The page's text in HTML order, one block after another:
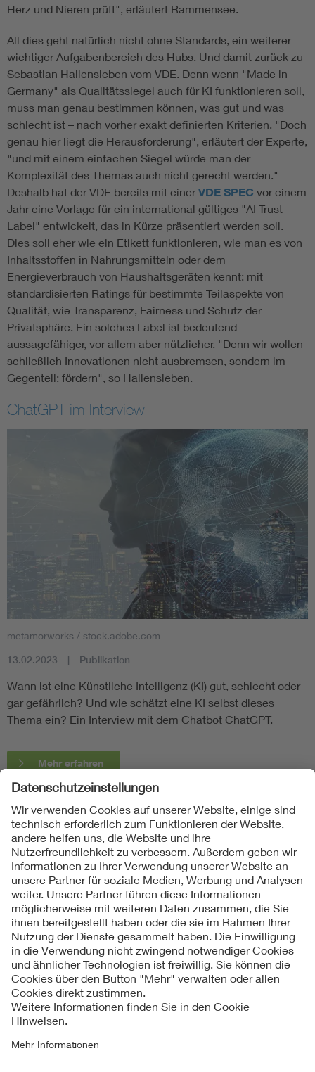
Herz und Nieren prüft", erläutert Rammensee.
All dies geht natürlich nicht ohne Standards, ein weiterer
wichtiger Aufgabenbereich des Hubs. Und damit zurück zu
Sebastian Hallensleben vom VDE. Denn wenn "Made in
Germany" als Qualitätssiegel auch für KI funktionieren soll,
muss man genau bestimmen können, was gut und was
schlecht ist – nach vorher exakt definierten Kriterien. "Doch
genau hier liegt die Herausforderung", erläutert der Experte,
"und mit einem einfachen Siegel würde man der
Komplexität des Themas auch nicht gerecht werden."
Deshalb hat der VDE bereits mit einerVDE SPEC vor einem
Jahr eine Vorlage für ein international gültiges "AI Trust
Label" entwickelt, das in Kürze präsentiert werden soll.
Dies soll eher wie ein Etikett funktionieren, wie man es von
Inhaltsstoffen in Nahrungsmitteln oder dem
Energieverbrauch von Haushaltsgeräten kennt: mit
standardisierten Ratings für bestimmte Teilaspekte von
Qualität, wie Transparenz, Fairness und Schutz der
Privatsphäre. Ein solches Label ist bedeutend
aussagefähiger, vor allem aber nützlicher. "Denn wir wollen
schließlich Innovationen nicht ausbremsen, sondern im
Gegenteil: fördern", so Hallensleben.
ChatGPT im Interview
metamorworks / stock.adobe.com
13.02.2023 Publikation
Wann ist eine Künstliche Intelligenz (KI) gut, schlecht oder
gar gefährlich? Und wie schätzt eine KI selbst dieses
Thema ein? Ein Interview mit dem Chatbot ChatGPT.
Mehr erfahren
Folgen Sie uns
Kontakte
Service
Impressum
Datenschutzinformationen
Cookie Hinweise